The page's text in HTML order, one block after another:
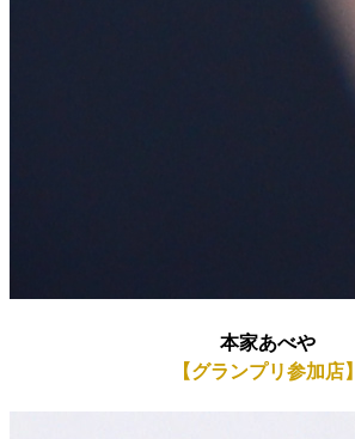
本家あべや
【グランプリ参加店】